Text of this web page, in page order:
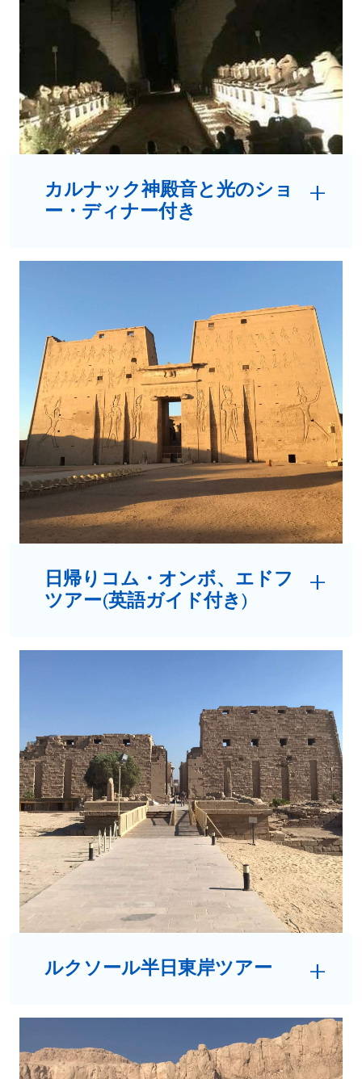
カルナック神殿音と光のショ
ー・ディナー付き
日帰りコム・オンボ、エドフ
ツアー(英語ガイド付き)
ルクソール半日東岸ツアー